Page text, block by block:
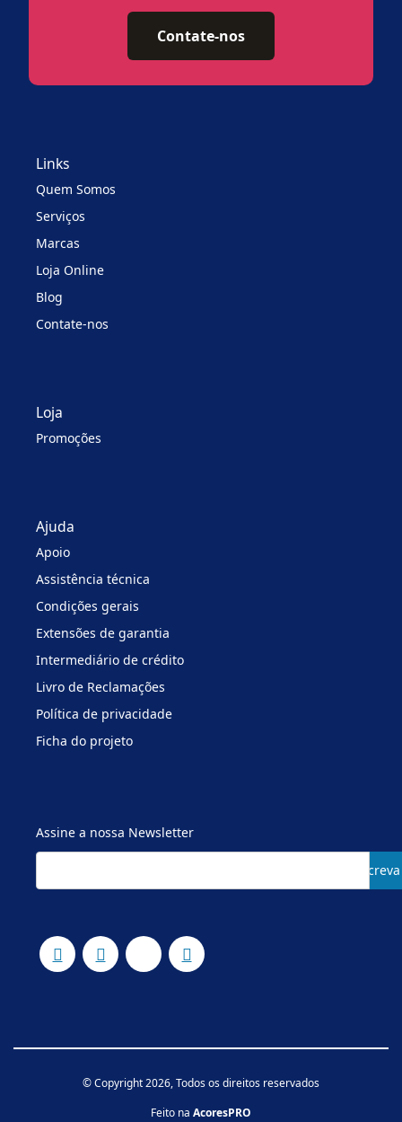
Contate-nos
Links
Quem Somos
Serviços
Marcas
Loja Online
Blog
Contate-nos
Loja
Promoções
Ajuda
Apoio
Assistência técnica
Condições gerais
Extensões de garantia
Intermediário de crédito
Livro de Reclamações
Política de privacidade
Ficha do projeto
Assine a nossa Newsletter
Subscreva
© Copyright 2026, Todos os direitos reservados
Feito na AcoresPRO